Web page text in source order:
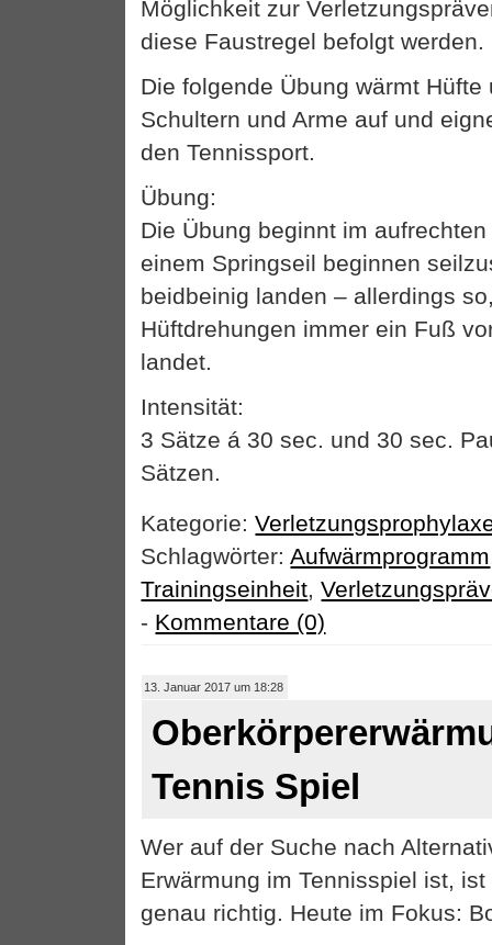
Möglichkeit zur
diese Faustregel befolgt werden.
Die folgende Übung wärmt Hüfte
Schultern und Arme auf und
den Tennissport.
Übung:
Die Übung beginnt im
einem Springseil beginnen
beidbeinig landen – allerdings
Hüftdrehungen immer ein Fuß
landet.
Intensität:
3 Sätze á 30 sec. und 30 sec.
Sätzen.
Kategorie:
Schlagwörter:Aufwärmprogramm
Trainingseinheit,
- Kommentare (0)
13. Januar 2017 um 18:28
Tennis Spiel
Wer auf der Suche nach
Erwärmung im Tennisspiel ist,
genau richtig. Heute im Fokus: